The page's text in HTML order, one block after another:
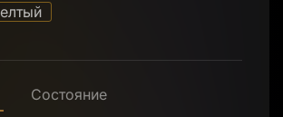
Состояние